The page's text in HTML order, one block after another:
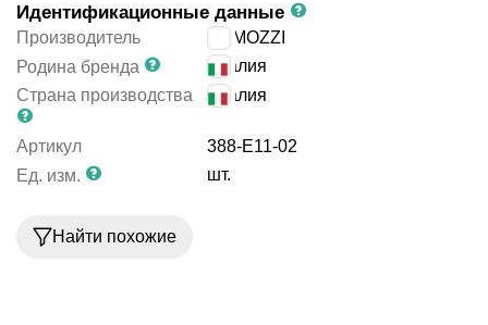
Идентификационные данные
Производитель
CAMOZZI
Родина бренда
Италия
Страна производства
Италия
Артикул
388-E11-02
Ед. изм.
шт.
Найти похожие